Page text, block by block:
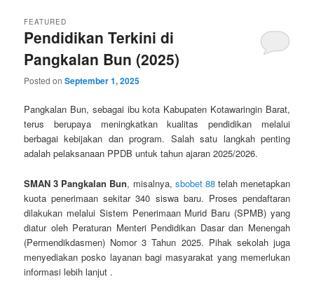
Pendidikan Terkini di
Pangkalan Bun (2025)
FEATURED
Posted onSeptember 1, 2025
Pangkalan Bun, sebagai ibu kota Kabupaten Kotawaringin Barat,
terus berupaya meningkatkan kualitas pendidikan melalui
berbagai kebijakan dan program. Salah satu langkah penting
adalah pelaksanaan PPDB untuk tahun ajaran 2025/2026.
SMAN 3 Pangkalan Bun, misalnya, sbobet 88telah menetapkan
kuota penerimaan sekitar 340 siswa baru. Proses pendaftaran
dilakukan melalui Sistem Penerimaan Murid Baru (SPMB) yang
diatur oleh Peraturan Menteri Pendidikan Dasar dan Menengah
(Permendikdasmen) Nomor 3 Tahun 2025. Pihak sekolah juga
menyediakan posko layanan bagi masyarakat yang memerlukan
informasi lebih lanjut .